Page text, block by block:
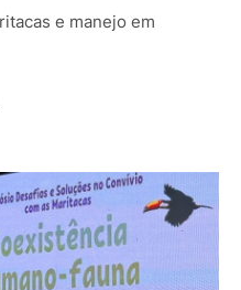
e manejo em